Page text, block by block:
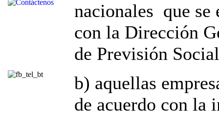
nacionales que se
con la Dirección
de Previsión
b) aquellas
de acuerdo con la